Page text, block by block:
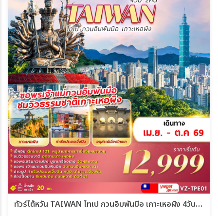
ทัวร์ไต้หวัน TAIWAN ไทเป กวนอิมพันมือ เกาะเหอผิง 4วัน 2คืน (VZ)